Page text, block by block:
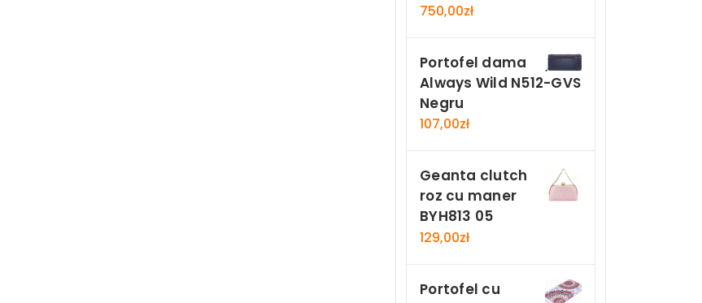
750,00zł
Portofel dama
Always Wild N512-GVS
Negru
107,00zł
Geanta clutch
roz cu maner
BYH813 05
129,00zł
Portofel cu